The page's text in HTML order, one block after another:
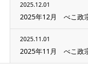
2025.12.01
2025年12月 べこ政
2025.11.01
2025年11月 べこ政